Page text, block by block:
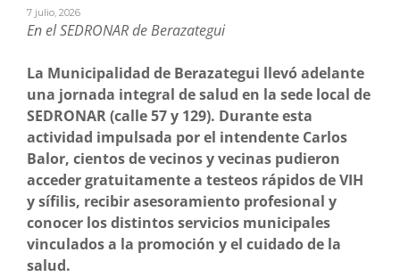
7 julio, 2026
En el SEDRONAR de Berazategui
La Municipalidad de Berazategui llevó adelante
una jornada integral de salud en la sede local de
SEDRONAR (calle 57 y 129). Durante esta
actividad impulsada por el intendente Carlos
Balor, cientos de vecinos y vecinas pudieron
acceder gratuitamente a testeos rápidos de VIH
y sífilis, recibir asesoramiento profesional y
conocer los distintos servicios municipales
vinculados a la promoción y el cuidado de la
salud.